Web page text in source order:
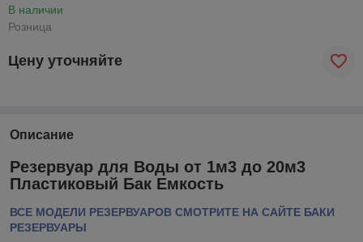
В наличии
Розница
Цену уточняйте
Описание
Резервуар для Воды от 1м3 до 20м3
Пластиковый Бак Емкость
ВСЕ МОДЕЛИ РЕЗЕРВУАРОВ СМОТРИТЕ НА САЙТЕ БАКИ
РЕЗЕРВУАРЫ